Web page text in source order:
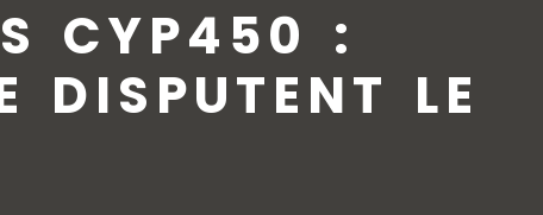
CYP450 :
DISPUTENT LE